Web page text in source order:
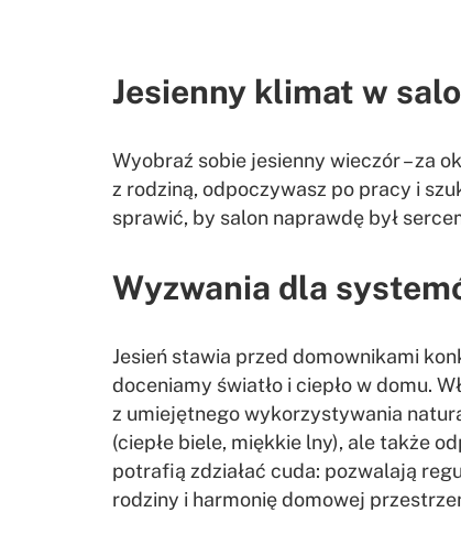
Jesienny klimat w
Wyobraź sobie jesienny wieczór – za
z rodziną, odpoczywasz po pracy i
sprawić, by salon naprawdę był
Wyzwania dla
Jesień stawia przed domownikami
doceniamy światło i ciepło w domu.
z umiejętnego wykorzystywania
(ciepłe biele, miękkie lny), ale także
potrafią zdziałać cuda: pozwalają
rodziny i harmonię domowej